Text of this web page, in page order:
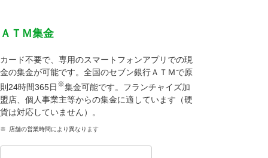
ＡＴＭ集金
カード不要で、専用のスマートフォンアプリでの現
金の集金が可能です。全国のセブン銀行ＡＴＭで原
則24時間365日 ※集金可能です。フランチャイズ加
盟店、個人事業主等からの集金に適しています（硬
貨は対応していません）。
※ 店舗の営業時間により異なります